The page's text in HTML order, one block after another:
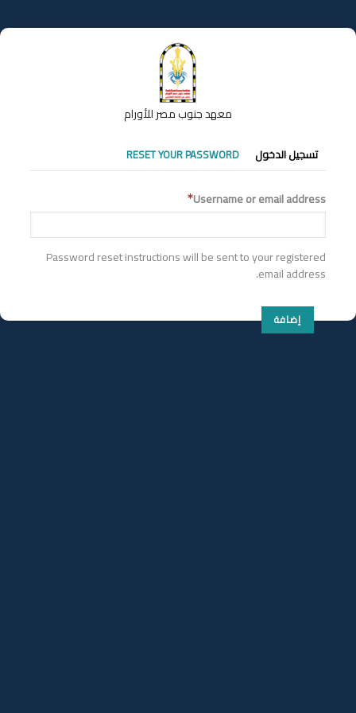
إلى
المحتوى
معهد جنوب مصر للأورام
التبويبات
الأساسية
تسجيل الدخول RESET YOUR PASSWORD
Username or email address
Password reset instructions will be sent to your registered
email address.